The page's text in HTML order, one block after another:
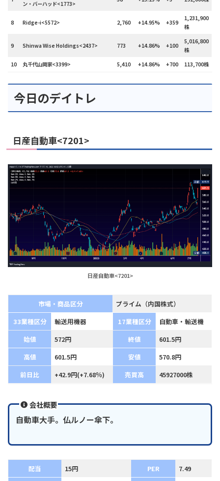
ン・バーハッド<1773>
8 Ridge-i<5572> 2,760 +14.95% +359
1,231,900
株
9 Shinwa Wise Holdings<2437> 773 +14.86% +100
5,016,800
株
10
丸千代山岡家<3399> 5,410 +14.86% +700 113,700株
今日のデイトレ
日産自動車<7201>
日産自動車<7201>
市場・商品区分
プライム（内国株式）
33業種区分
輸送用機器 17業種区分
自動車・輸送機
始値
572円 終値
601.5円
高値
601.5円 安値
570.8円
前日比
+42.9円(+7.68％) 売買高 45927000株
会社概要
自動車大手。仏ルノー傘下。
配当 15円 PER
7.49